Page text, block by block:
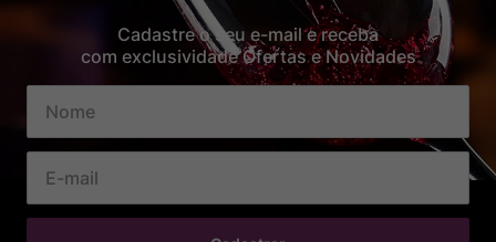
Cadastre o seu e-mail e receba
com exclusividade Ofertas e Novidades